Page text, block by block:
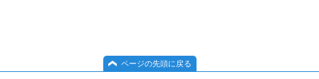
ページの先頭に戻る